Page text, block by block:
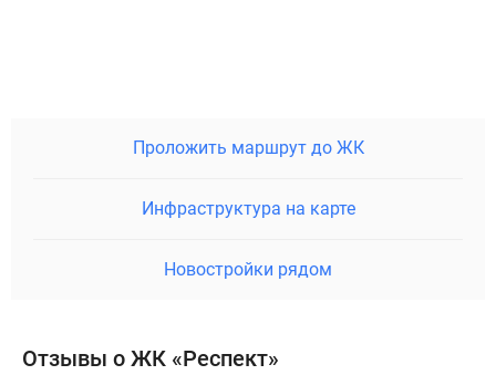
Проложить маршрут до ЖК
Инфраструктура на карте
Новостройки рядом
Отзывы о ЖК «Респект»